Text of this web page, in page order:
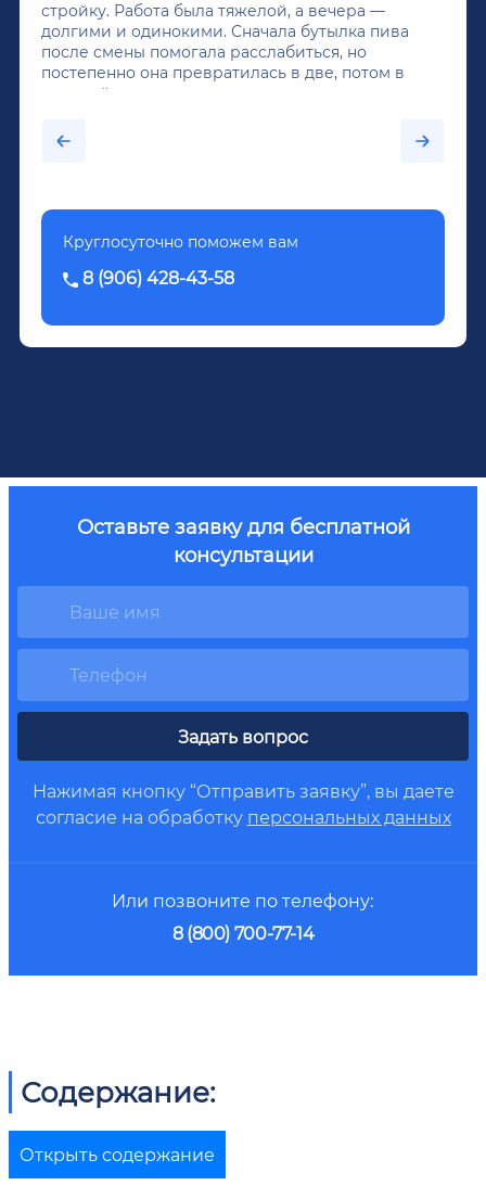
стройку. Работа была тяжелой, а вечера —
долгими и одинокими. Сначала бутылка пива
после смены помогала расслабиться, но
постепенно она превратилась в две, потом в
крепкий алкоголь, и вот он уже пил почти
было назначено кодирование по методу
Довженко.
Круглосуточно поможем вам
8 (906) 428-43-58
Оставьте заявку для бесплатной
консультации
Задать вопрос
Нажимая кнопку “Отправить заявку”, вы даете
согласие на обработку персональных данных
Или позвоните по телефону:
8 (800) 700-77-14
Содержание:
Открыть содержание